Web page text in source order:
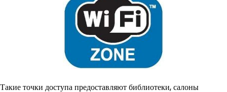
Такие точки доступа предоставляют библиотеки, салоны